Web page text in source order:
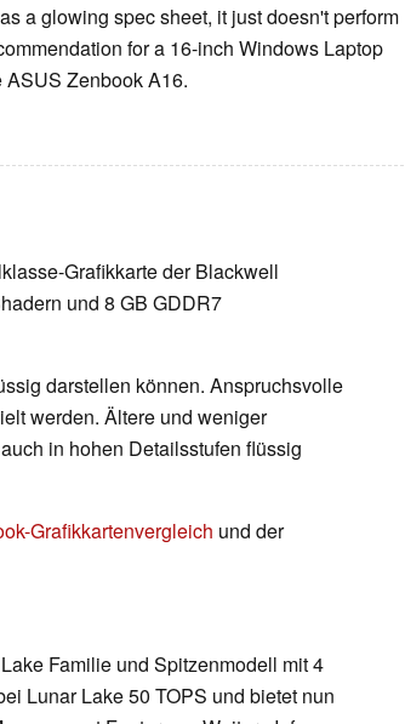
a glowing spec sheet, it just doesn't perform
for a 16-inch Windows Laptop
ASUS Zenbook A16.
Grafikkarte der Blackwell
und 8 GB GDDR7
darstellen können. Anspruchsvolle
werden. Ältere und weniger
in hohen Detailsstufen flüssig
Grafikkartenvergleich und der
Familie und Spitzenmodell mit 4
Lunar Lake 50 TOPS und bietet nun